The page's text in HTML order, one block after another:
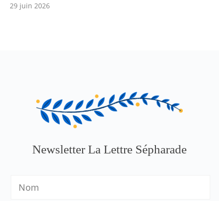
29 juin 2026
Newsletter La Lettre Sépharade